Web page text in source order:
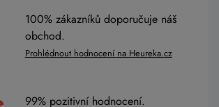
100% zákazníků doporučuje náš
obchod.
Prohlédnout hodnocení na Heureka.cz
99% pozitivní hodnocení.